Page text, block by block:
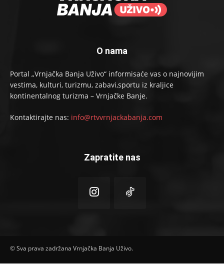
O nama
Portal „Vrnjačka Banja Uživo“ informisaće vas o najnovijim
vestima, kulturi, turizmu, zabavi,sportu iz kraljice
kontinentalnog turizma – Vrnjačke Banje.
Kontaktirajte nas: info@rtvvrnjackabanja.com
Zapratite nas
© Sva prava zadržana Vrnjačka Banja Uživo.